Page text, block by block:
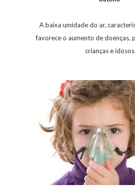
A baixa umidade do ar,
favorece o aumento de doenças,
crianças e idosos.